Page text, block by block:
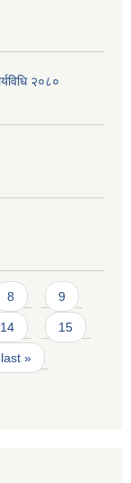
२०८०
8 9
14 15
last »